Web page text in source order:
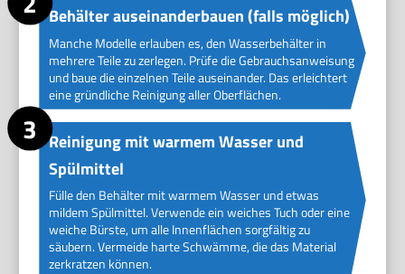
Behälter auseinanderbauen (falls möglich)
Manche Modelle erlauben es, den Wasserbehälter in
mehrere Teile zu zerlegen. Prüfe die Gebrauchsanweisung
und baue die einzelnen Teile auseinander. Das erleichtert
eine gründliche Reinigung aller Oberflächen.
Reinigung mit warmem Wasser und
Spülmittel
Fülle den Behälter mit warmem Wasser und etwas
mildem Spülmittel. Verwende ein weiches Tuch oder eine
weiche Bürste, um alle Innenflächen sorgfältig zu
säubern. Vermeide harte Schwämme, die das Material
zerkratzen können.